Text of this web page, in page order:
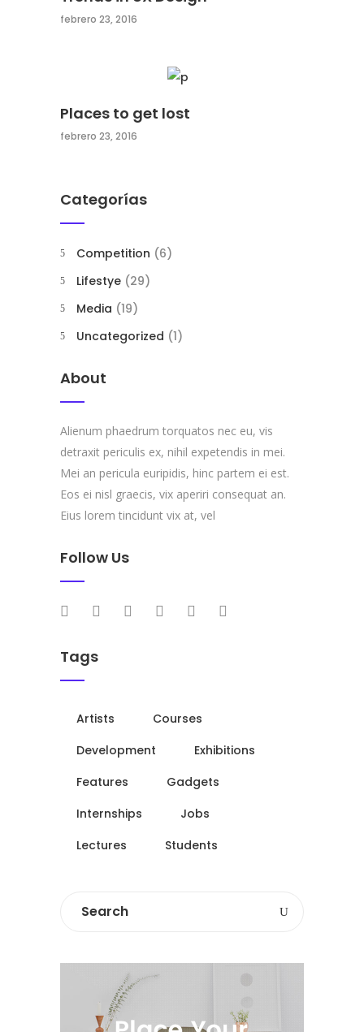
febrero 23, 2016
Places to get lost
febrero 23, 2016
Categorías
Competition (6)
Lifestye (29)
Media (19)
Uncategorized (1)
About
Alienum phaedrum torquatos nec eu, vis
detraxit periculis ex, nihil expetendis in mei.
Mei an pericula euripidis, hinc partem ei est.
Eos ei nisl graecis, vix aperiri consequat an.
Eius lorem tincidunt vix at, vel
Follow Us
Tags
Artists
Courses
Development
Exhibitions
Features
Gadgets
Internships
Jobs
Lectures
Students